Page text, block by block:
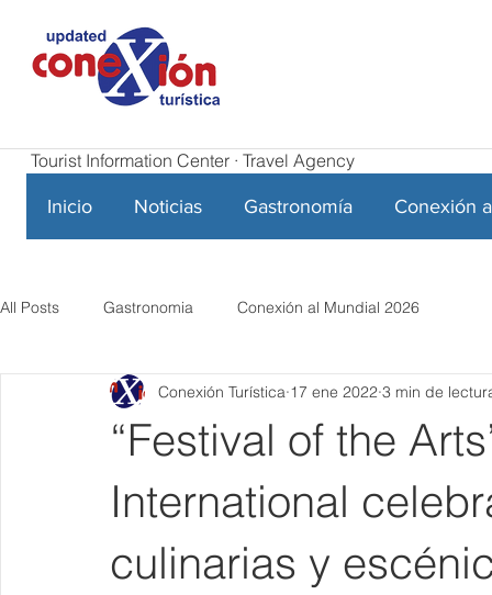
Tourist Information Center · Travel Agency
Inicio Noticias Gastronomía Conexión
All Posts Gastronomia Conexión al Mundial 2026
“Festival of the
International
culinarias y
Conexión Turística 17 ene 2022 3 min de